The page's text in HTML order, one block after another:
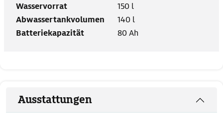
Wasservorrat
150 l
Abwassertankvolumen
140 l
Batteriekapazität
80 Ah
Ausstattungen